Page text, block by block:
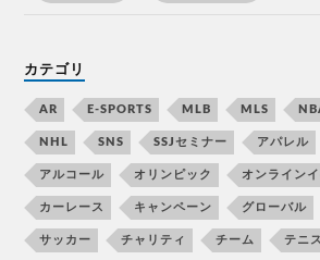
カテゴリ
AR E-SPORTS MLB MLS
NHL SNS SSJセミナー アパレル
アルコール オリンピック オンライン
カーレース キャンペーン グローバル
サッカー チャリティ チーム テニス